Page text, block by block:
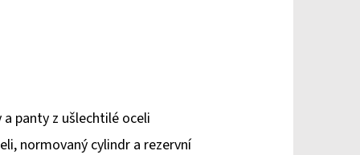
panty z ušlechtilé oceli
normovaný cylindr a rezervní